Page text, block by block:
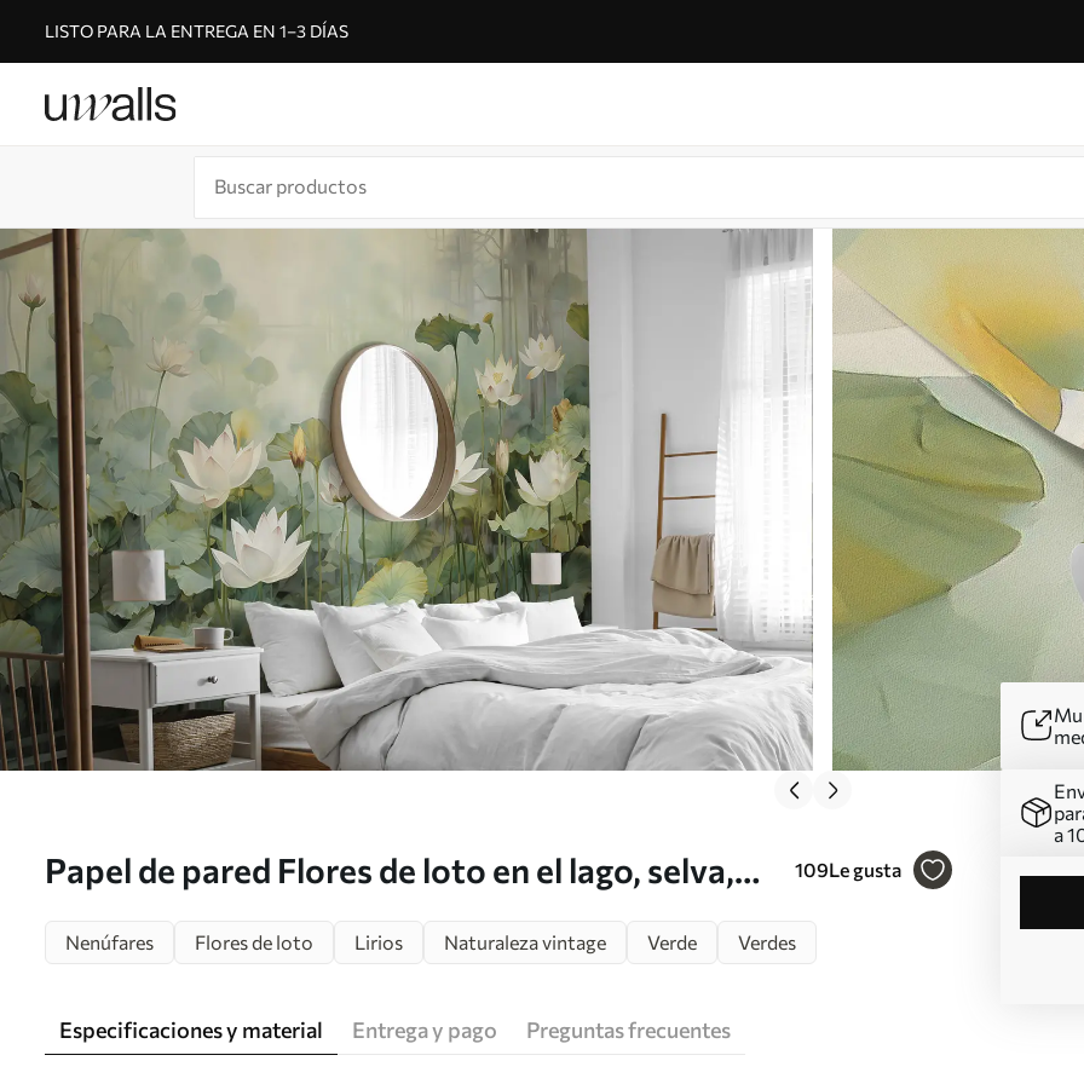
LISTO PARA LA ENTREGA EN 1–3 DÍAS
Papel de pared Flores de loto en el lago, selva,
109Le gusta
a
Nenúfares Flores de loto Lirios Naturaleza vintage Verde Verdes
Especificaciones y material Entrega y pago Preguntas frecuentes